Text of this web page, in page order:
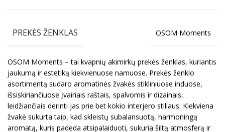
PREKĖS ŽENKLAS OSOM Moments
OSOM Moments – tai kvapnių akimirkų prekės ženklas, kuriantis
jaukumą ir estetiką kiekvienuose namuose. Prekės ženklo
asortimentą sudaro aromatinės žvakės stikliniuose induose,
išsiskiriančiuose įvairiais raštais, spalvomis ir dizainais,
leidžiančiais derinti jas prie bet kokio interjero stiliaus. Kiekviena
žvakė sukurta taip, kad skleistų subalansuotą, harmoningą
aromatą, kuris padeda atsipalaiduoti, sukuria šiltą atmosferą ir